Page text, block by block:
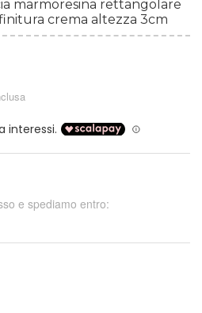
marmoresina rettangolare
crema altezza 3cm
e spediamo entro: